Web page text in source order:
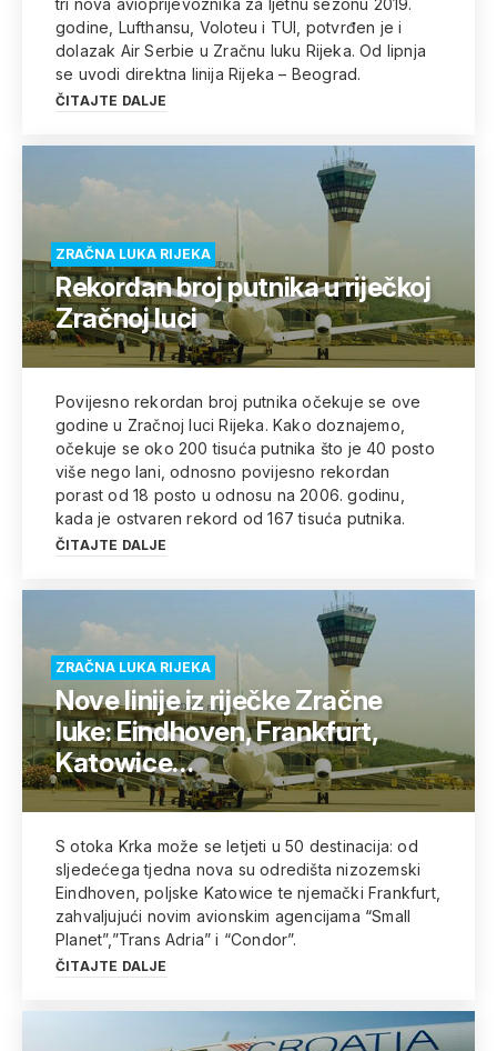
tri nova avioprijevoznika za ljetnu sezonu 2019.
godine, Lufthansu, Voloteu i TUI, potvrđen je i
dolazak Air Serbie u Zračnu luku Rijeka. Od lipnja
se uvodi direktna linija Rijeka – Beograd.
ČITAJTE DALJE
ZRAČNA LUKA RIJEKA
Rekordan broj putnika u riječkoj
Zračnoj luci
Povijesno rekordan broj putnika očekuje se ove
godine u Zračnoj luci Rijeka. Kako doznajemo,
očekuje se oko 200 tisuća putnika što je 40 posto
više nego lani, odnosno povijesno rekordan
porast od 18 posto u odnosu na 2006. godinu,
kada je ostvaren rekord od 167 tisuća putnika.
ČITAJTE DALJE
ZRAČNA LUKA RIJEKA
Nove linije iz riječke Zračne
luke: Eindhoven, Frankfurt,
Katowice…
S otoka Krka može se letjeti u 50 destinacija: od
sljedećega tjedna nova su odredišta nizozemski
Eindhoven, poljske Katowice te njemački Frankfurt,
zahvaljujući novim avionskim agencijama “Small
Planet”,”Trans Adria” i “Condor”.
ČITAJTE DALJE